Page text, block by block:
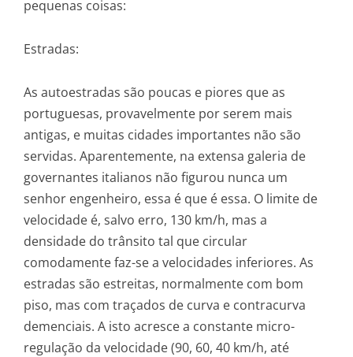
pequenas coisas:
Estradas:
As autoestradas são poucas e piores que as
portuguesas, provavelmente por serem mais
antigas, e muitas cidades importantes não são
servidas. Aparentemente, na extensa galeria de
governantes italianos não figurou nunca um
senhor engenheiro, essa é que é essa. O limite de
velocidade é, salvo erro, 130 km/h, mas a
densidade do trânsito tal que circular
comodamente faz-se a velocidades inferiores. As
estradas são estreitas, normalmente com bom
piso, mas com traçados de curva e contracurva
demenciais. A isto acresce a constante micro-
regulação da velocidade (90, 60, 40 km/h, até